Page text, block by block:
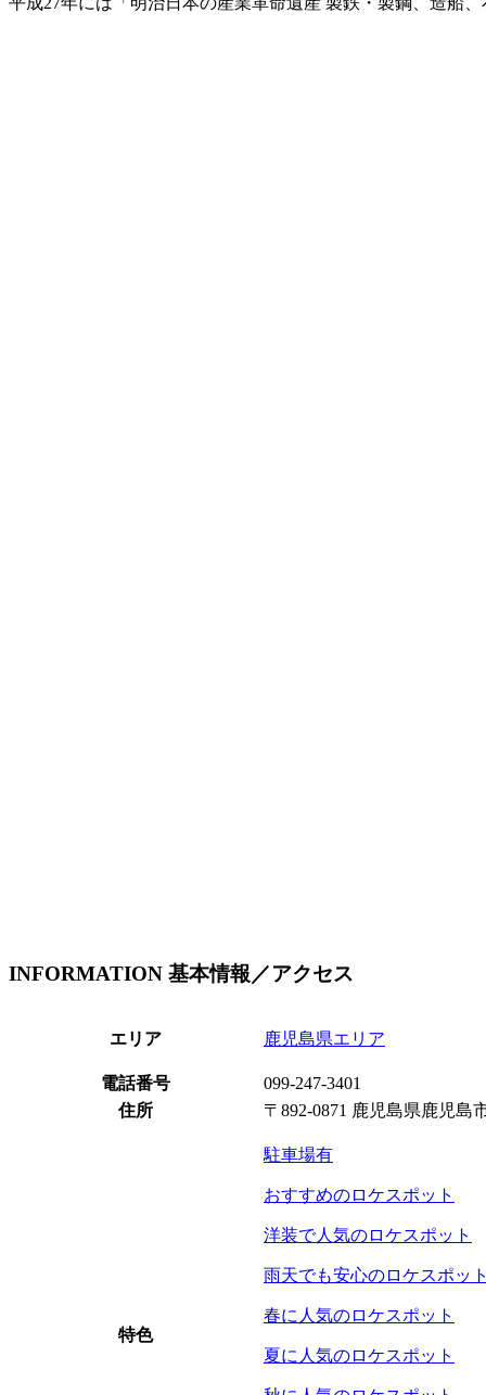
INFORMATION 基本情報／アクセス
エリア 鹿児島県エリア
電話番号
099-247-3401
住所
〒892-0871 鹿児島県鹿児島
特色
駐車場有
おすすめのロケスポット
洋装で人気のロケスポット
雨天でも安心のロケスポット
春に人気のロケスポット
夏に人気のロケスポット